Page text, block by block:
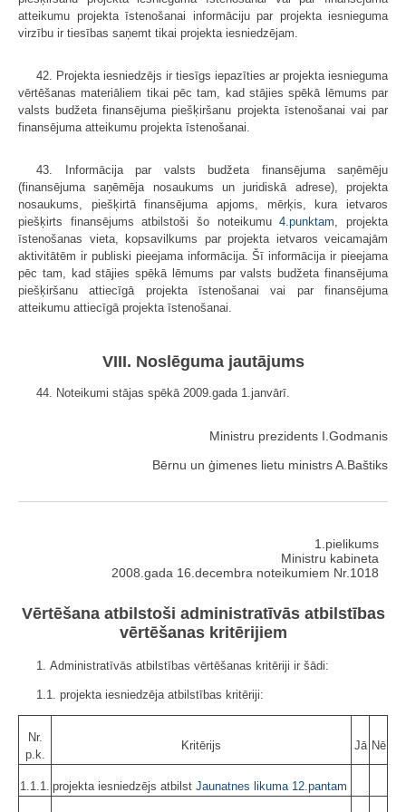
atteikumu projekta īstenošanai informāciju par projekta iesnieguma
virzību ir tiesības saņemt tikai projekta iesniedzējam.
42. Projekta iesniedzējs ir tiesīgs iepazīties ar projekta iesnieguma
vērtēšanas materiāliem tikai pēc tam, kad stājies spēkā lēmums par
valsts budžeta finansējuma piešķiršanu projekta īstenošanai vai par
finansējuma atteikumu projekta īstenošanai.
43. Informācija par valsts budžeta finansējuma saņēmēju
(finansējuma saņēmēja nosaukums un juridiskā adrese), projekta
nosaukums, piešķirtā finansējuma apjoms, mērķis, kura ietvaros
piešķirts finansējums atbilstoši šo noteikumu4.punktam , projekta
īstenošanas vieta, kopsavilkums par projekta ietvaros veicamajām
aktivitātēm ir publiski pieejama informācija. Šī informācija ir pieejama
pēc tam, kad stājies spēkā lēmums par valsts budžeta finansējuma
piešķiršanu attiecīgā projekta īstenošanai vai par finansējuma
atteikumu attiecīgā projekta īstenošanai.
VIII. Noslēguma jautājums
44. Noteikumi stājas spēkā 2009.gada 1.janvārī.
Ministru prezidents I.Godmanis
Bērnu un ģimenes lietu ministrs A.Baštiks
1.pielikums
Ministru kabineta
2008.gada 16.decembra noteikumiem Nr.1018
Vērtēšana atbilstoši administratīvās atbilstības
vērtēšanas kritērijiem
1. Administratīvās atbilstības vērtēšanas kritēriji ir šādi:
1.1. projekta iesniedzēja atbilstības kritēriji:
Nr.
p.k.
Kritērijs Jā Nē
1.1.1. projekta iesniedzējs atbilst Jaunatnes likuma 12.pantam